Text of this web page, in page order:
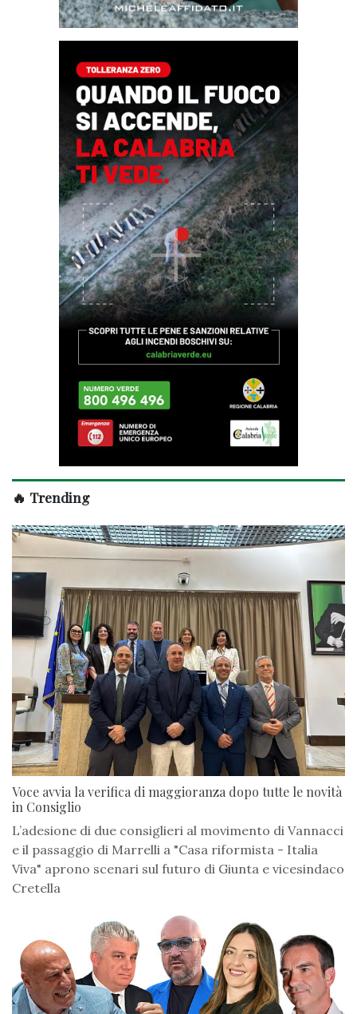
🔥 Trending
Voce avvia la verifica di maggioranza dopo tutte le novità
in Consiglio
L’adesione di due consiglieri al movimento di Vannacci
e il passaggio di Marrelli a "Casa riformista - Italia
Viva" aprono scenari sul futuro di Giunta e vicesindaco
Cretella